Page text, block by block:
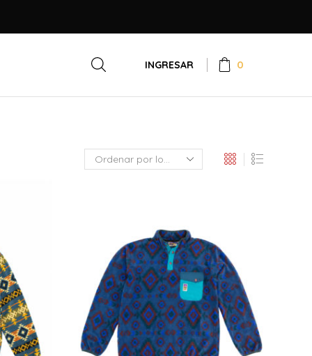
INGRESAR 0